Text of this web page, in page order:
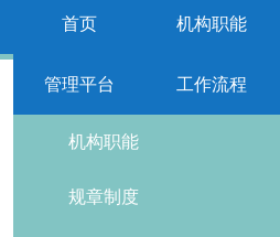
首页 机构职能
管理平台 工作流程
栏目导航
机构职能
规章制度